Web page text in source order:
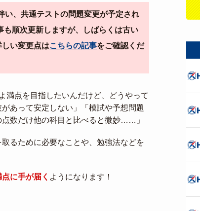
い、共通テストの問題変更が予定され
順次更新しますが、しばらくは古い
い変更点はこちらの記事をご確認くだ
満点を目指したいんだけど、どうやって
あって安定しない」「模試や予想問題
数だけ他の科目と比べると微妙……」
るために必要なことや、勉強法などを
に手が届く ようになります！